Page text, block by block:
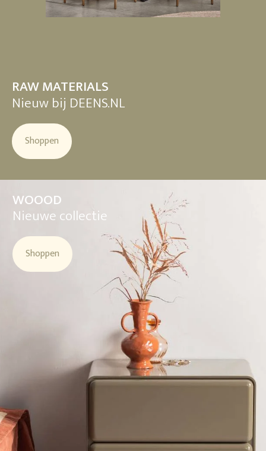
RAW MATERIALS
Nieuw bij DEENS.NL
Shoppen
WOOOD
Nieuwe collectie
Shoppen